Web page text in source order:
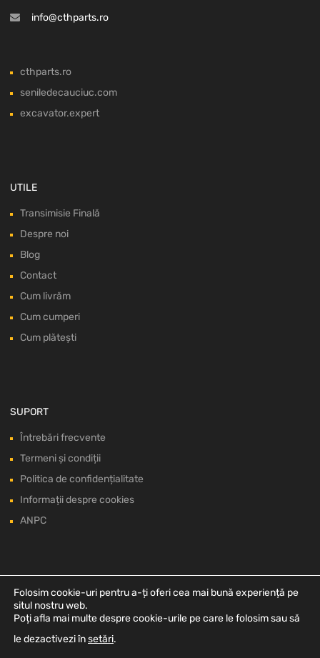
info@cthparts.ro
cthparts.ro
seniledecauciuc.com
excavator.expert
UTILE
Transimisie Finală
Despre noi
Blog
Contact
Cum livrăm
Cum cumperi
Cum plătești
SUPORT
Întrebări frecvente
Termeni și condiții
Politica de confidențialitate
Informații despre cookies
ANPC
Folosim cookie-uri pentru a-ți oferi cea mai bună experiență pe
situl nostru web.
Poți afla mai multe despre cookie-urile pe care le folosim sau să
le dezactivezi însetări.